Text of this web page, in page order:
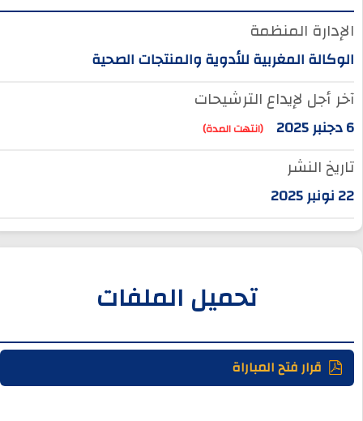
الإدارة المنظمة
الوكالة المغربية للأدوية والمنتجات الصحية
آخر أجل لإيداع الترشيحات
(انتهت المدة)
تاريخ النشر
22 نونبر 2025
تحميل الملفات
قرار فتح المباراة